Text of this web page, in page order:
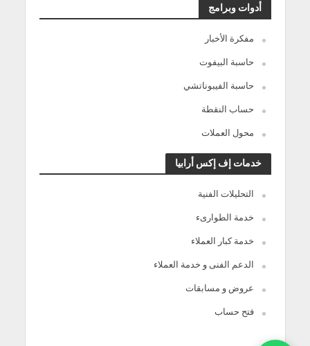
أدوات وبرامج
مفكرة الأخبار
حاسبة البيفوت
حاسبة الفيبوناتشي
حساب النقطة
محول العملات
خدمات إف إكس أرابيا
التحليلات الفنية
خدمة الطوارىء
خدمة كبار العملاء
الدعم الفنى و خدمة العملاء
عروض و مسابقات
فتح حساب